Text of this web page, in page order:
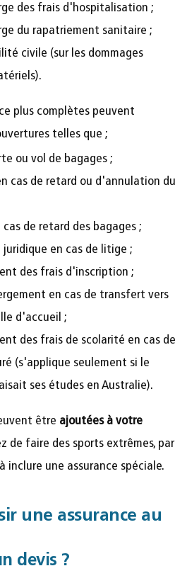
des frais d'hospitalisation ;
du rapatriement sanitaire ;
civile (sur les dommages
plus complètes peuvent
telles que ;
ou vol de bagages ;
cas de retard ou d'annulation du
de retard des bagages ;
juridique en cas de litige ;
des frais d'inscription ;
en cas de transfert vers
d'accueil ;
des frais de scolarité en cas de
(s'applique seulement si le
ses études en Australie).
être ajoutées à votre
de faire des sports extrêmes, par
inclure une assurance spéciale.
une assurance au
devis ?